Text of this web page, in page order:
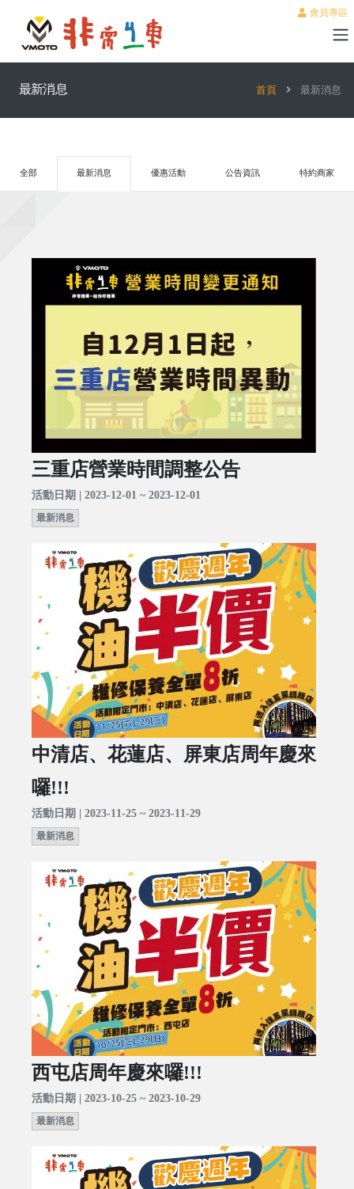
會員專區
最新消息 首頁 最新消息
全部 最新消息 優惠活動 公告資訊 特約商家
三重店營業時間調整公告
活動日期 | 2023-12-01 ~ 2023-12-01
最新消息
中清店、花蓮店、屏東店周年慶來
囉!!!
活動日期 | 2023-11-25 ~ 2023-11-29
最新消息
西屯店周年慶來囉!!!
活動日期 | 2023-10-25 ~ 2023-10-29
最新消息